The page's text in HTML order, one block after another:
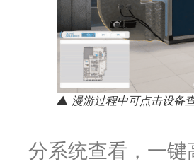
▲ 漫游过程中可点击设备
分系统查看，一键